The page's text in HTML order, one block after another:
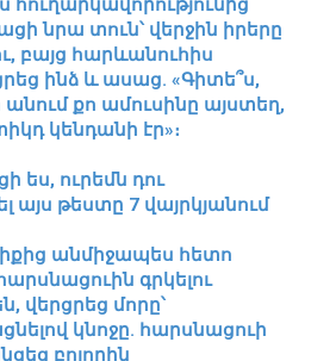
հուղարկավորությունից
նրա տուն՝ վերջին իրերը
բայց հարևանուհիս
ինձ և ասաց. «Գիտե՞ս,
անում քո ամուսինը այստեղ,
կենդանի էր»։
ես, ուրեմն դու
այս թեստը 7 վայրկյանում
անմիջապես հետո
գրկելու
վերցրեց մորը՝
կնոջը. հարսնացուի
բոլորին